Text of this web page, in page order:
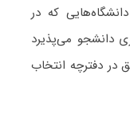
که در
دانشجو می‌پذیرد
در دفترچه انتخاب